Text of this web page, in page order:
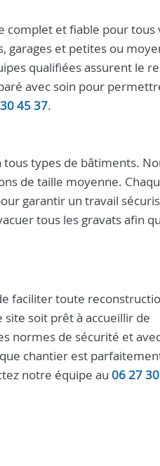
complet et fiable pour tous
garages et petites ou
qualifiées assurent le
avec soin pour
45 37.
types de bâtiments.
de taille moyenne.
garantir un travail
tous les gravats afin
faciliter toute
site soit prêt à accueillir de
normes de sécurité et
chantier est
notre équipe au 06 27